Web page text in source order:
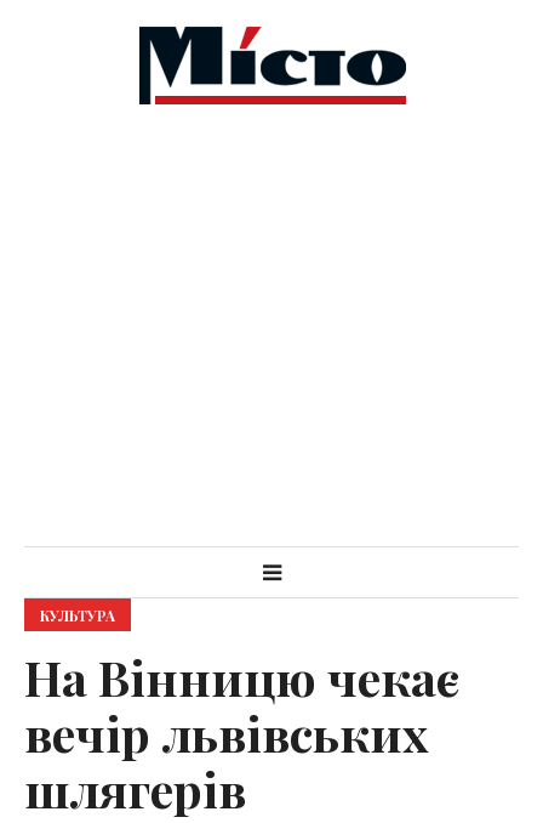
КУЛЬТУРА
На Вінницю чекає
вечір львівських
шлягерів